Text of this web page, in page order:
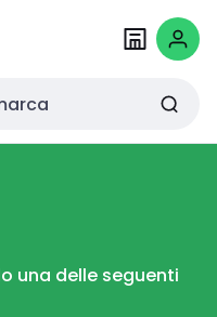
una delle seguenti